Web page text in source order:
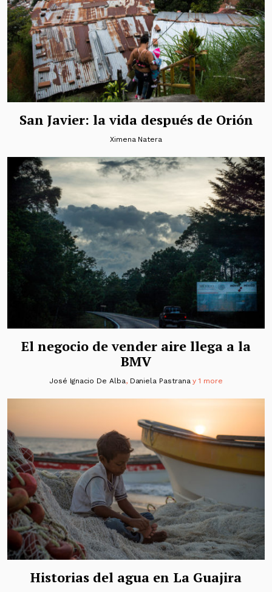
San Javier: la vida después de Orión
Ximena Natera
El negocio de vender aire llega a la
BMV
José Ignacio De Alba, Daniela Pastranay 1 more
Historias del agua en La Guajira